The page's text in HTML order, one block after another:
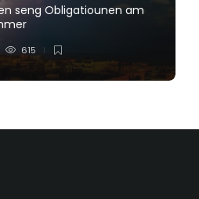
seng Obligatiounen am
615